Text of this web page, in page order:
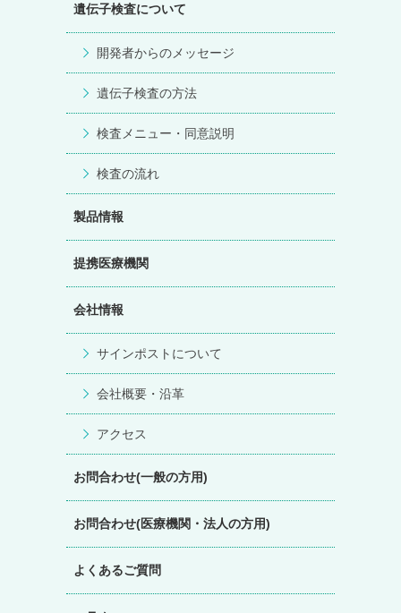
遺伝子検査について
開発者からのメッセージ
遺伝子検査の方法
検査メニュー・同意説明
検査の流れ
製品情報
提携医療機関
会社情報
サインポストについて
会社概要・沿革
アクセス
お問合わせ(一般の方用)
お問合わせ(医療機関・法人の方用)
よくあるご質問